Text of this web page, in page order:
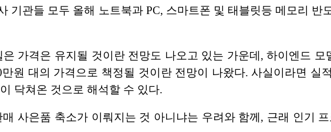
기관들 모두 올해 노트북과 PC, 스마트폰 및 태블릿등 메모리 반
가격은 유지될 것이란 전망도 나오고 있는 가운데, 하이엔드 모
원 대의 가격으로 책정될 것이란 전망이 나왔다. 사실이라면 실
닥쳐온 것으로 해석할 수 있다.
사은품 축소가 이뤄지는 것 아니냐는 우려와 함께, 근래 인기